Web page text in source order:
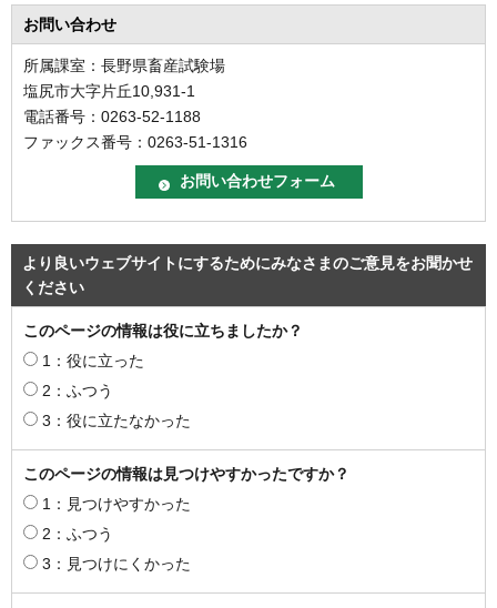
お問い合わせ
所属課室：長野県畜産試験場
塩尻市大字片丘10,931-1
電話番号：0263-52-1188
ファックス番号：0263-51-1316
より良いウェブサイトにするためにみなさまのご意見をお聞かせ
ください
このページの情報は役に立ちましたか？
1：役に立った
2：ふつう
3：役に立たなかった
このページの情報は見つけやすかったですか？
1：見つけやすかった
2：ふつう
3：見つけにくかった